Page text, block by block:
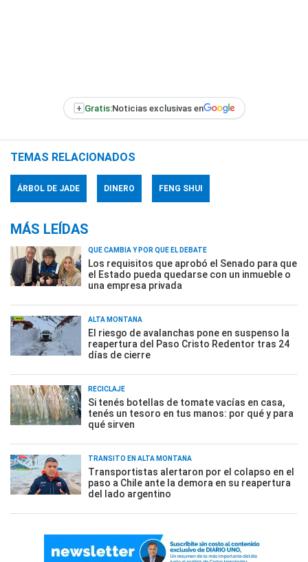
+ Gratis:Noticias exclusivas en
TEMAS RELACIONADOS
ÁRBOL DE JADE DINERO FENG SHUI
MÁS LEÍDAS
QUÉ CAMBIA Y POR QUÉ EL DEBATE
Los requisitos que aprobó el Senado para que
el Estado pueda quedarse con un inmueble o
una empresa privada
ALTA MONTAÑA
El riesgo de avalanchas pone en suspenso la
reapertura del Paso Cristo Redentor tras 24
días de cierre
RECICLAJE
Si tenés botellas de tomate vacías en casa,
tenés un tesoro en tus manos: por qué y para
qué sirven
TRÁNSITO EN ALTA MONTAÑA
Transportistas alertaron por el colapso en el
paso a Chile ante la demora en su reapertura
del lado argentino